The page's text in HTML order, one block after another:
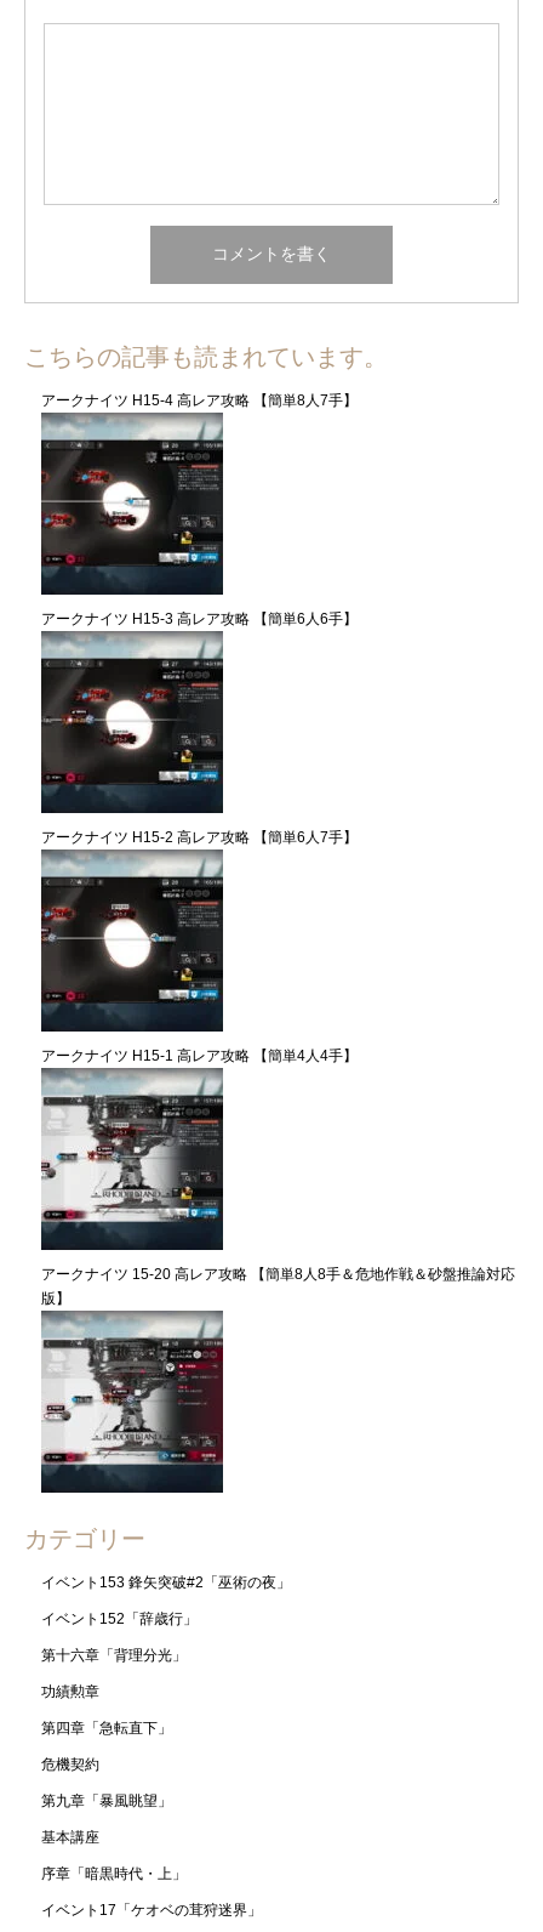
こちらの記事も読まれています。
アークナイツ H15-4 高レア攻略 【簡単8人7手】
アークナイツ H15-3 高レア攻略 【簡単6人6手】
アークナイツ H15-2 高レア攻略 【簡単6人7手】
アークナイツ H15-1 高レア攻略 【簡単4人4手】
アークナイツ 15-20 高レア攻略 【簡単8人8手＆危地作戦＆砂盤推論対応
版】
カテゴリー
イベント153 鋒矢突破#2「巫術の夜」
イベント152「辞歳行」
第十六章「背理分光」
功績勲章
第四章「急転直下」
危機契約
第九章「暴風眺望」
基本講座
序章「暗黒時代・上」
イベント17「ケオベの茸狩迷界」